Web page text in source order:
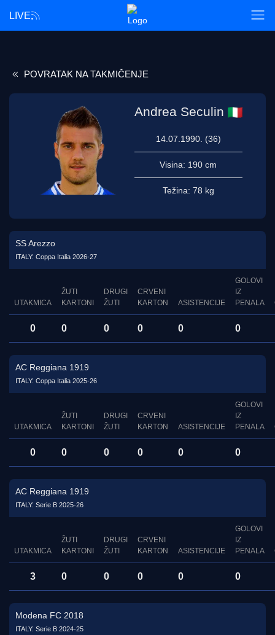
LIVE
POVRATAK NA TAKMIČENJE
Andrea Seculin
14.07.1990. (36)
Visina: 190 cm
Težina: 78 kg
SS Arezzo
ITALY: Coppa Italia 2026-27
UTAKMICA
ŽUTI
KARTONI
DRUGI
ŽUTI
CRVENI
KARTON
ASISTENCIJE
GOLOVI
IZ
PENALA
0 0 0 0 0 0
AC Reggiana 1919
ITALY: Coppa Italia 2025-26
UTAKMICA
ŽUTI
KARTONI
DRUGI
ŽUTI
CRVENI
KARTON
ASISTENCIJE
GOLOVI
IZ
PENALA
0 0 0 0 0 0
AC Reggiana 1919
ITALY: Serie B 2025-26
UTAKMICA
ŽUTI
KARTONI
DRUGI
ŽUTI
CRVENI
KARTON
ASISTENCIJE
GOLOVI
IZ
PENALA
3 0 0 0 0 0
Modena FC 2018
ITALY: Serie B 2024-25